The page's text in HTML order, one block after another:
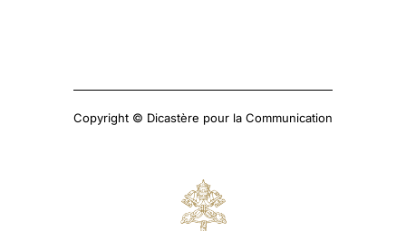
Copyright © Dicastère pour la Communication